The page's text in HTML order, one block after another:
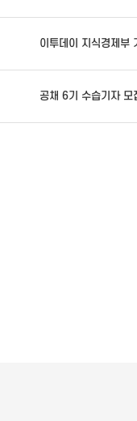
이투데이 지식경제부
공채 6기 수습기자 모